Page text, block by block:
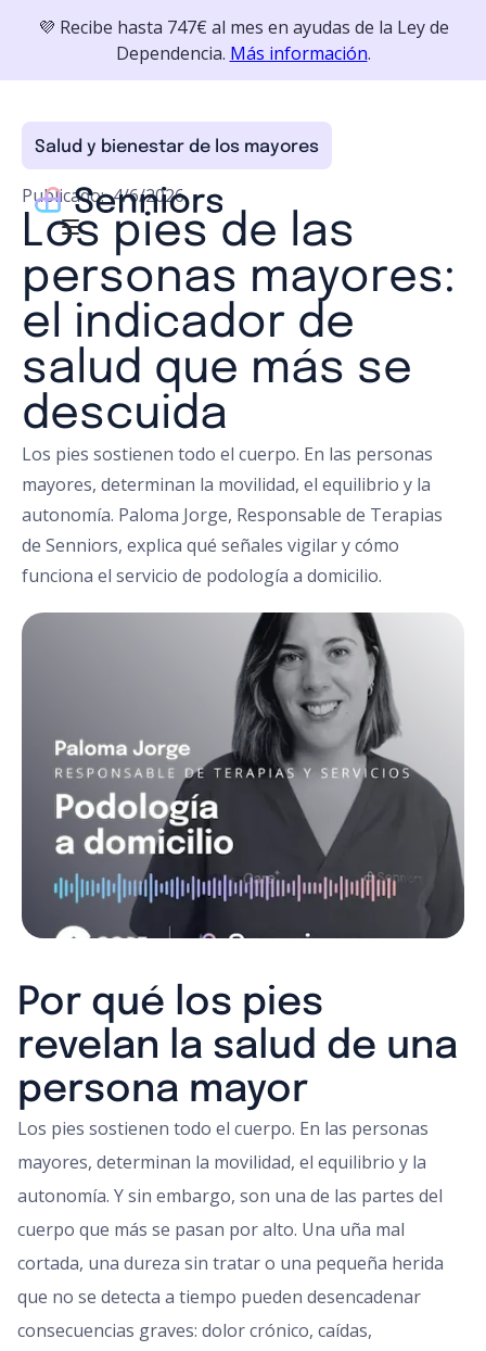
💜 Recibe hasta 747€ al mes en ayudas de la Ley de
Dependencia. Más información.
Salud y bienestar de los mayores
Publicado:4/6/2026
Los pies de las
personas mayores:
el indicador de
salud que más se
descuida
Los pies sostienen todo el cuerpo. En las personas
mayores, determinan la movilidad, el equilibrio y la
autonomía. Paloma Jorge, Responsable de Terapias
de Senniors, explica qué señales vigilar y cómo
funciona el servicio de podología a domicilio.
Por qué los pies
revelan la salud de una
persona mayor
Los pies sostienen todo el cuerpo. En las personas
mayores, determinan la movilidad, el equilibrio y la
autonomía. Y sin embargo, son una de las partes del
cuerpo que más se pasan por alto. Una uña mal
cortada, una dureza sin tratar o una pequeña herida
que no se detecta a tiempo pueden desencadenar
consecuencias graves: dolor crónico, caídas,